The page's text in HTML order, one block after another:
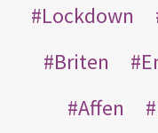
Lockdown
Briten
Affen